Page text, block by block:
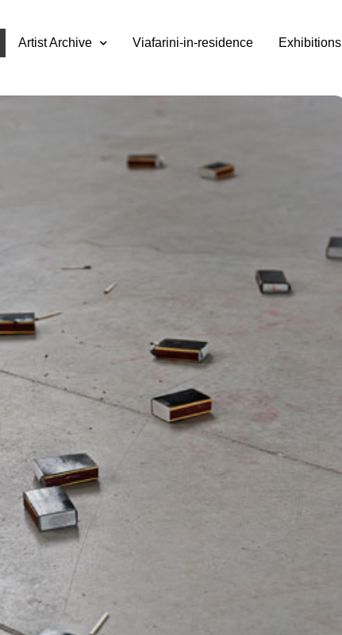
Artist Archive Viafarini-in-residence Exhibitions
e progetto
Maloberti e Adrian Paci, elaborato per il Dipartimento
Multimediali della NABA e con Giulio Verago e Giulia
di opere di diversa natura e tecnica,
dagli studenti del Triennio di Arti Visive, è intesa come
che si muove ai confini dei linguaggi ordinari: la
nuovi concetti e ossessioni, deriva infatti dalla
muovendosi in un territorio che rimane sempre